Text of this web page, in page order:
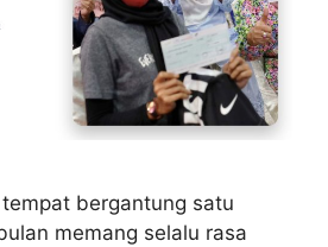
bergantung satu
memang selalu rasa